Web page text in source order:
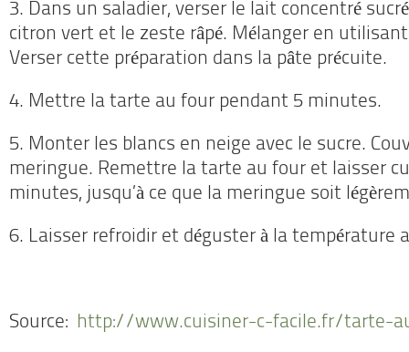
3. Dans un saladier, verser le lait concentré
citron vert et le zeste râpé. Mélanger en
Verser cette préparation dans la pâte précuite.
4. Mettre la tarte au four pendant 5 minutes.
5. Monter les blancs en neige avec le sucre.
meringue. Remettre la tarte au four et laisser
minutes, jusqu’à ce que la meringue soit
6. Laisser refroidir et déguster à la température
Source: http://www.cuisiner-c-facile.fr/tarte-